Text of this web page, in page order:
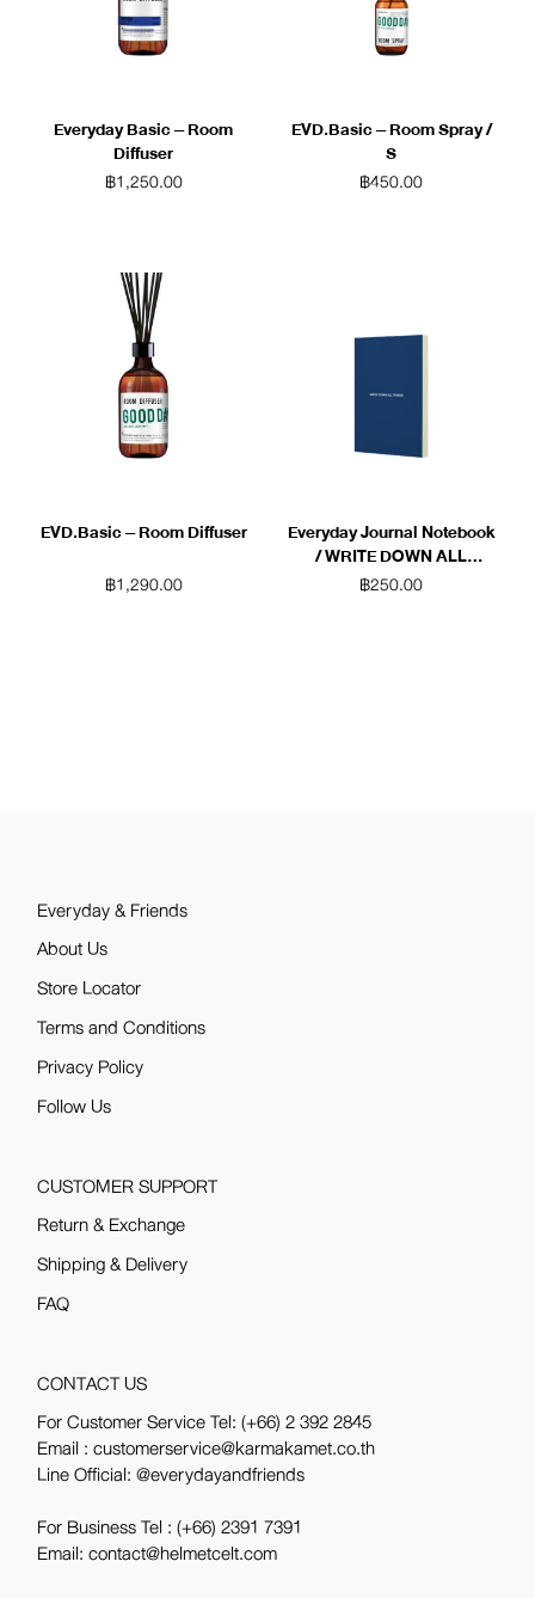
Everyday Basic – Room
Diffuser
฿1,250.00
EVD.Basic – Room Spray /
S
฿450.00
EVD.Basic – Room Diffuser
฿1,290.00
Everyday Journal Notebook
/ WRITE DOWN ALL
THINGS (Blue)
฿250.00
Everyday & Friends
About Us
Store Locator
Terms and Conditions
Privacy Policy
Follow Us
CUSTOMER SUPPORT
Return & Exchange
Shipping & Delivery
FAQ
CONTACT US
For Customer Service Tel:(+66) 2 392 2845
Email : customerservice@karmakamet.co.th
Line Official:@everydayandfriends
For Business Tel :(+66) 2391 7391
Email: contact@helmetcelt.com